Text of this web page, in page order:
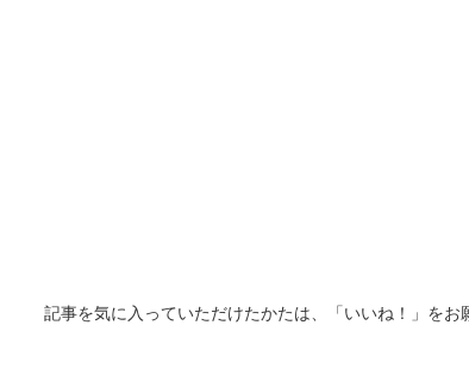
記事を気に入っていただけたかたは、「いいね！」を